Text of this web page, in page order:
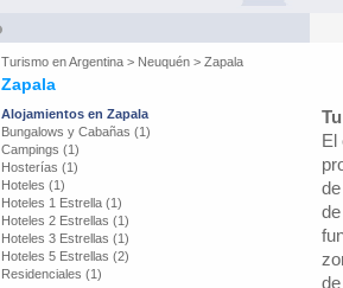
Turismo enArgentina > Neuquén > Zapala
Zapala
Alojamientos en Zapala
Bungalows y Cabañas (1)
Campings (1)
Hosterías (1)
Hoteles (1)
Hoteles 1 Estrella (1)
Hoteles 2 Estrellas (1)
Hoteles 3 Estrellas (1)
Hoteles 5 Estrellas (2)
Residenciales (1)
El